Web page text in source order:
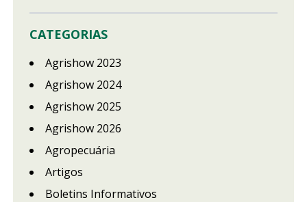
CATEGORIAS
Agrishow 2023
Agrishow 2024
Agrishow 2025
Agrishow 2026
Agropecuária
Artigos
Boletins Informativos